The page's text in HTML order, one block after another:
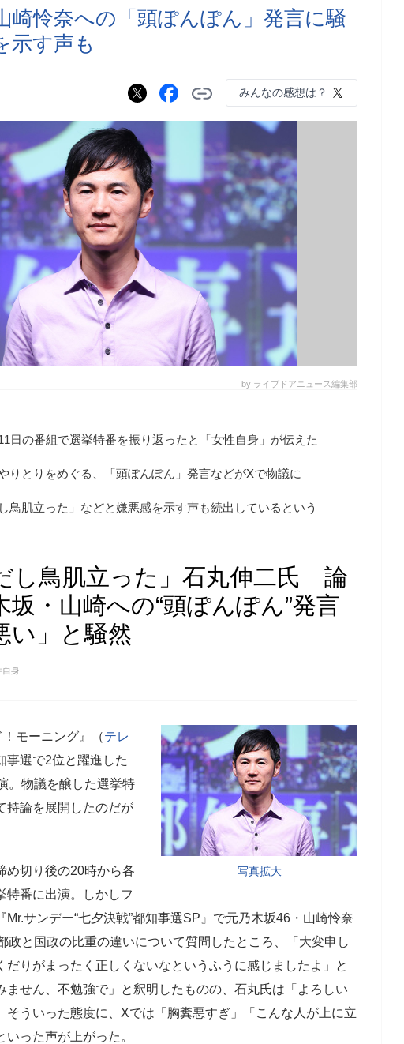
崎怜奈への「頭ぽんぽん」発言に騒
示す声も
みんなの感想は？
by ライブドアニュース編集部
日の番組で選挙特番を振り返ったと「女性自身」が伝えた
りとりをめぐる、「頭ぽんぽん」発言などがXで物議に
鳥肌立った」などと嫌悪感を示す声も続出しているという
し鳥肌立った」石丸伸二氏 論
坂・山崎への“頭ぽんぽん”発言
い」と騒然
自身
写真拡大
モーニング』（テレ
事選で2位と躍進した
。物議を醸した選挙特
持論を展開したのだが
め切り後の20時から各
特番に出演。しかしフ
Mr.サンデー“七夕決戦”都知事選SP』で元乃木坂46・山崎怜奈
政と国政の比重の違いについて質問したところ、「大変申し
だりがまったく正しくないなというふうに感じましたよ」と
ません、不勉強で」と釈明したものの、石丸氏は「よろしい
そういった態度に、Xでは「胸糞悪すぎ」「こんな人が上に立
った声が上がった。